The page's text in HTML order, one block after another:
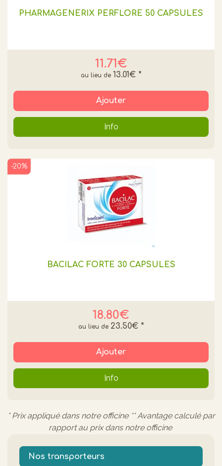
PHARMAGENERIX PERFLORE 50 CAPSULES
11.71€
13.01€ *
Ajouter
Info
BACILAC FORTE 30 CAPSULES
18.80€
-20%
23.50€ *
Ajouter
Info
* Prix appliqué dans notre officine ** Avantage calculé par
rapport au prix dans notre officine
Nos transporteurs